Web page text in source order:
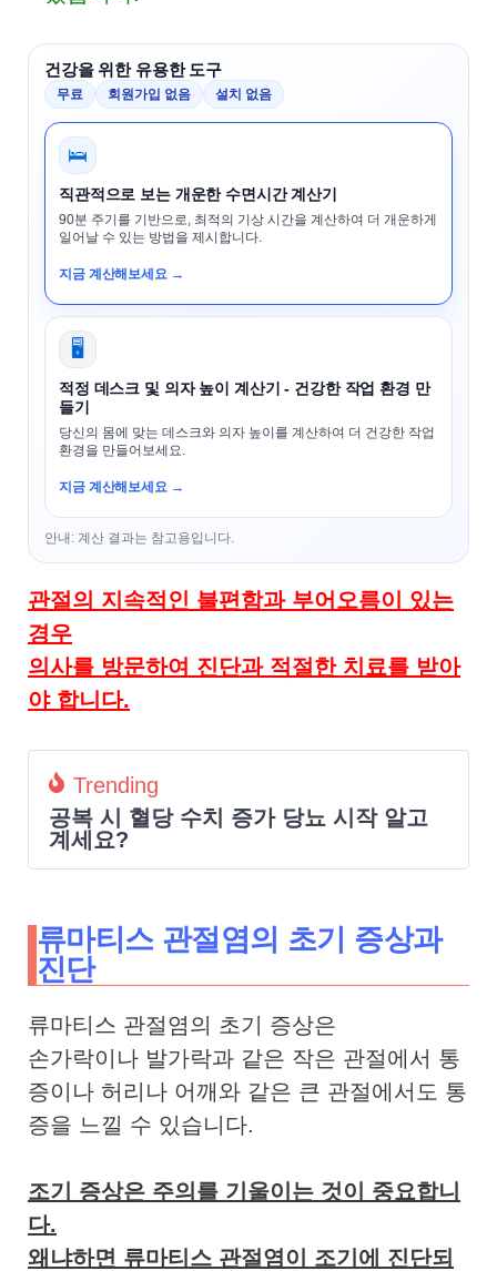
건강을 위한 유용한 도구
무료 회원가입 없음 설치 없음
🛌
직관적으로 보는 개운한 수면시간 계산기
90분 주기를 기반으로, 최적의 기상 시간을 계산하여 더 개운하게
일어날 수 있는 방법을 제시합니다.
지금 계산해보세요 →
🖥️
적정 데스크 및 의자 높이 계산기 - 건강한 작업 환경 만
들기
당신의 몸에 맞는 데스크와 의자 높이를 계산하여 더 건강한 작업
환경을 만들어보세요.
지금 계산해보세요 →
안내: 계산 결과는 참고용입니다.
관절의 지속적인 불편함과 부어오름이 있는
경우
의사를 방문하여 진단과 적절한 치료를 받아
야 합니다.
Trending
공복 시 혈당 수치 증가 당뇨 시작 알고
계세요?
류마티스 관절염의 초기 증상과
진단
류마티스 관절염의 초기 증상은
손가락이나 발가락과 같은 작은 관절에서 통
증이나 허리나 어깨와 같은 큰 관절에서도 통
증을 느낄 수 있습니다.
조기 증상은 주의를 기울이는 것이 중요합니
다.
왜냐하면 류마티스 관절염이 조기에 진단되